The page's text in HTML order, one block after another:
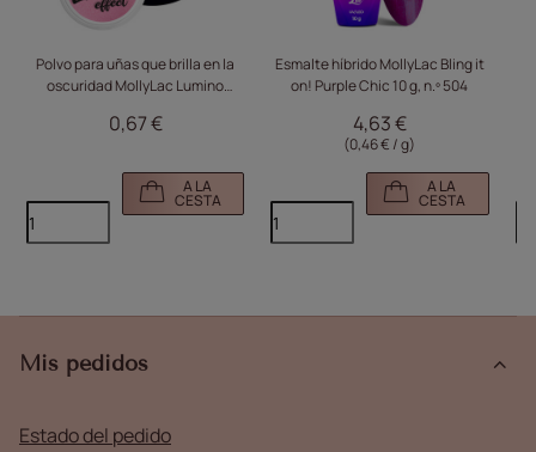
Polvo para uñas que brilla en la
oscuridad MollyLac Lumino
0,67 €
A LA
CESTA
Esmalte híbrido MollyLac Bling it
on! Purple Chic 10 g, n.º 504
4,63 €
(0,46 € / g)
A LA
CESTA
Mis pedidos
Estado del pedido